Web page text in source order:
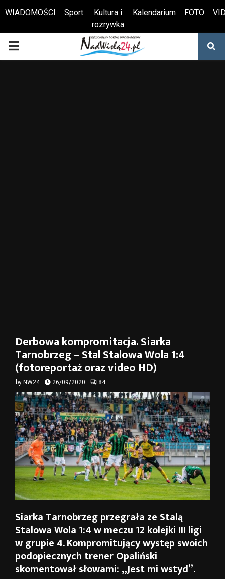
Otwórz pasek narzędzi
WIADOMOŚCI Sport
Kultura i
rozrywka
Kalendarium FOTO
PRIMARY
Derbowa kompromitacja. Siarka
Tarnobrzeg – Stal Stalowa Wola 1:4
(fotoreportaż oraz video HD)
by NW24 26/09/2020 84
Siarka Tarnobrzeg przegrała ze Stalą
Stalowa Wola 1:4 w meczu 12 kolejki III ligi
w grupie 4. Kompromitujący występ swoich
podopiecznych trener Opaliński
skomentował słowami: „Jest mi wstyd”.